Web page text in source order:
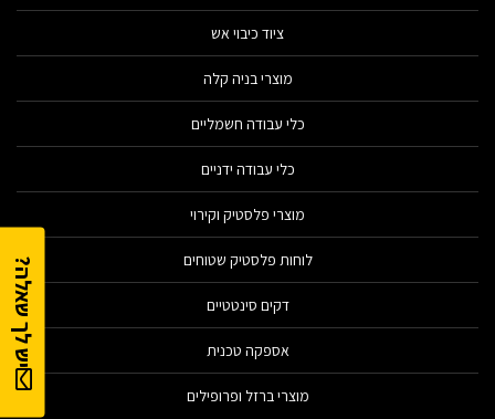
יש לך שאלה?
ציוד כיבוי אש
מוצרי בניה קלה
כלי עבודה חשמליים
כלי עבודה ידניים
מוצרי פלסטיק וקירוי
לוחות פלסטיק שטוחים
דקים סינטטיים
אספקה טכנית
מוצרי ברזל ופרופילים